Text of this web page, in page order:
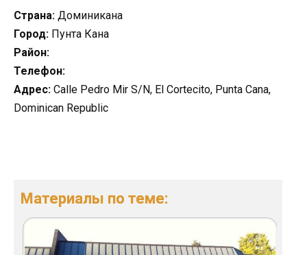
Страна: Доминикана
Город: Пунта Кана
Район:
Телефон:
Адрес: Calle Pedro Mir S/N, El Cortecito, Punta Cana,
Dominican Republic
Материалы по теме: